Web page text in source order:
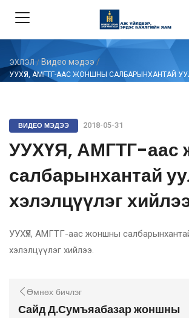
ЭХЛЭЛ / Видео мэдээ /
УУХҮЯ, АМГТГ-ААС ЖОНШНЫ САЛБАРЫНХАНТАЙ
ВИДЕО МЭДЭЭ 2018-05-31
УУХҮЯ, АМГТГ-аас
салбарынхантай
хэлэлцүүлэг
УУХҮЯ, АМГТГ-аас жоншны
хэлэлцүүлэг хийлээ.
Өмнөх бичлэг
Сайд Д.Сумъяабазар жоншны